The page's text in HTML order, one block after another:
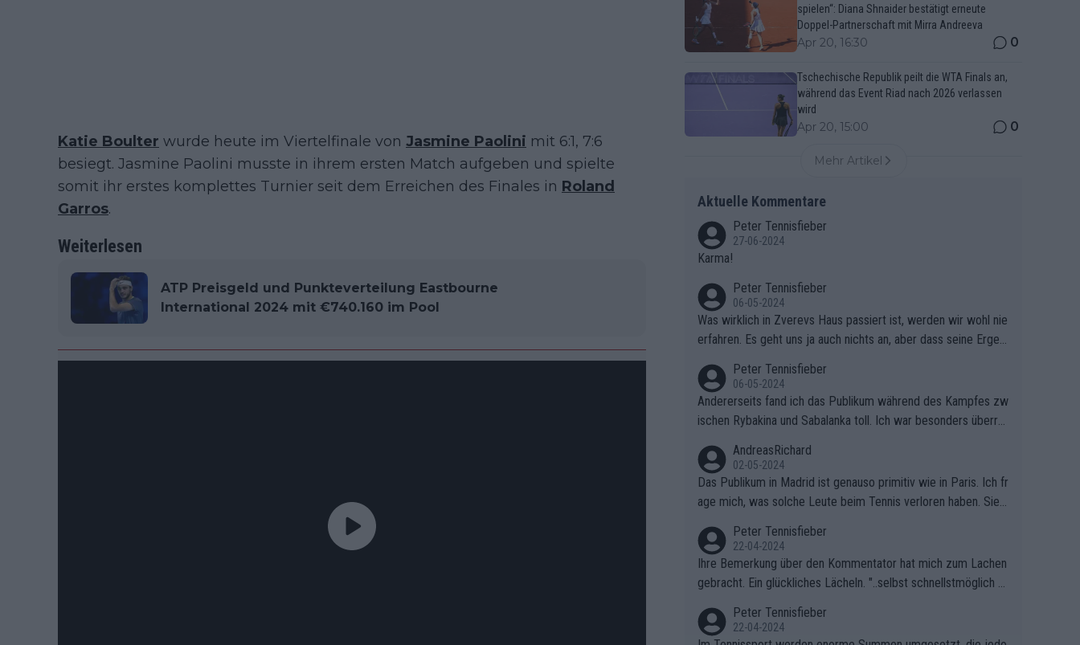
Katie Boulter wurde heute im Viertelfinale von Jasmine Paolini mit 6:1, 7:6
besiegt. Jasmine Paolini musste in ihrem ersten Match aufgeben und spielte
somit ihr erstes komplettes Turnier seit dem Erreichen des Finales in Roland
Garros.
Weiterlesen
ATP Preisgeld und Punkteverteilung Eastbourne
International 2024 mit €740.160 im Pool
spielen“: Diana Shnaider bestätigt erneute
Doppel-Partnerschaft mit Mirra Andreeva
Apr 20, 16:30 0
Tschechische Republik peilt die WTA Finals an,
während das Event Riad nach 2026 verlassen
wird
Apr 20, 15:00 0
Mehr Artikel
Aktuelle Kommentare
Peter Tennisfieber
27-06-2024
Karma!
Peter Tennisfieber
06-05-2024
Was wirklich in Zverevs Haus passiert ist, werden wir wohl nie
erfahren. Es geht uns ja auch nichts an, aber dass seine Ergeb
Peter Tennisfieber
06-05-2024
Andererseits fand ich das Publikum während des Kampfes zw
ischen Rybakina und Sabalanka toll. Ich war besonders überras
AndreasRichard
02-05-2024
Das Publikum in Madrid ist genauso primitiv wie in Paris. Ich fr
age mich, was solche Leute beim Tennis verloren haben. Sie s
ben.
Peter Tennisfieber
22-04-2024
Ihre Bemerkung über den Kommentator hat mich zum Lachen
gebracht. Ein glückliches Lächeln. "..selbst schnellstmöglich na
Peter Tennisfieber
22-04-2024